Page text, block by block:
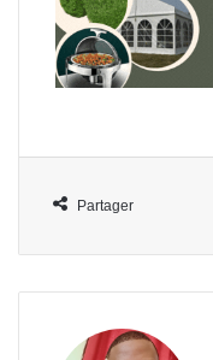
Partager